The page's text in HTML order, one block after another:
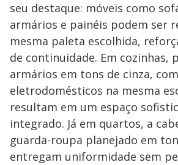
seu destaque: móveis como
armários e painéis podem ser
mesma paleta escolhida,
de continuidade. Em cozinhas,
armários em tons de cinza,
eletrodomésticos na mesma
resultam em um espaço
integrado. Já em quartos, a
guarda-roupa planejado em
entregam uniformidade sem